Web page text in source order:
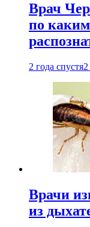
Врач
по
2 года спустя
Врачи
из